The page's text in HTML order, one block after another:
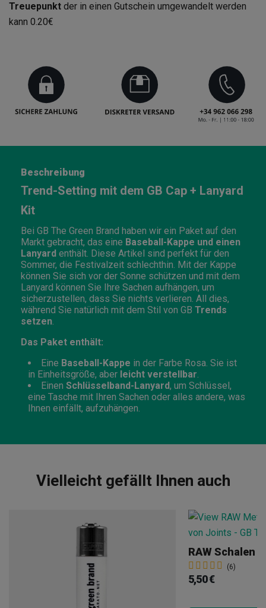
Treuepunkt der in einen Gutschein umgewandelt werden
kann 0.20€
Beschreibung
Trend-Setting mit dem GB Cap + Lanyard
Kit
Bei GB The Green Brand haben wir ein Paket auf den
Markt gebracht, das eine Baseball-Kappe und einen
Lanyard enthält. Diese Artikel sind perfekt für den
Sommer, die Festivalzeit schlechthin. Mit der Kappe
können Sie sich vor der Sonne schützen und mit dem
Lanyard können Sie Ihre Sachen aufhängen, um
sicherzustellen, dass Sie nichts verlieren. All dies,
während Sie natürlich mit dem Stil von GB Trends
setzen
Das Paket enthält:
Eine Baseball-Kappe in der Farbe Rosa. Sie ist
in Einheitsgröße, aber leicht verstellbar
Einen Schlüsselband-Lanyard, um Schlüssel,
eine Tasche mit Ihren Sachen oder alles andere, was
Ihnen einfällt, aufzuhängen.
Vielleicht gefällt Ihnen auch
RAW Schalen
(6)
5,50 €